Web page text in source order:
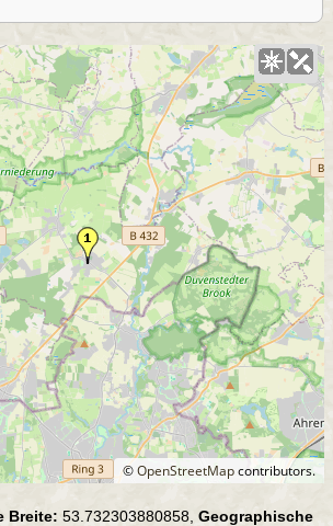
©OpenStreetMapcontributors.
Breite:53.732303880858, Geographische